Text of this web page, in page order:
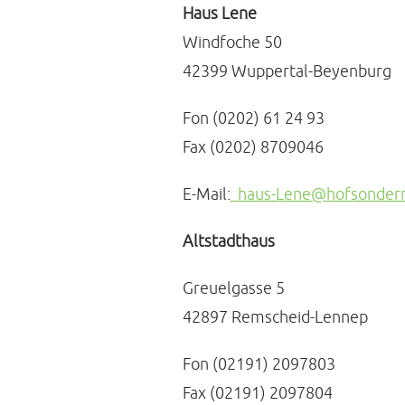
Haus Lene
Windfoche 50
42399 Wuppertal-Beyenburg
Fon (0202) 61 24 93
Fax (0202) 8709046
E-Mail: haus-
Altstadthaus
Greuelgasse 5
42897 Remscheid-Lennep
Fon (02191) 2097803
Fax (02191) 2097804